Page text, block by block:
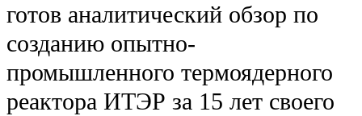
готов аналитический обзор по
созданию опытно-
промышленного термоядерного
реактора ИТЭР за 15 лет своего